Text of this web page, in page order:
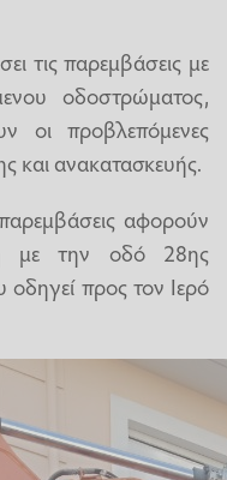
τις παρεμβάσεις με
οδοστρώματος,
οι προβλεπόμενες
και ανακατασκευής.
αφορούν
με την οδό 28ης
προς τον Ιερό